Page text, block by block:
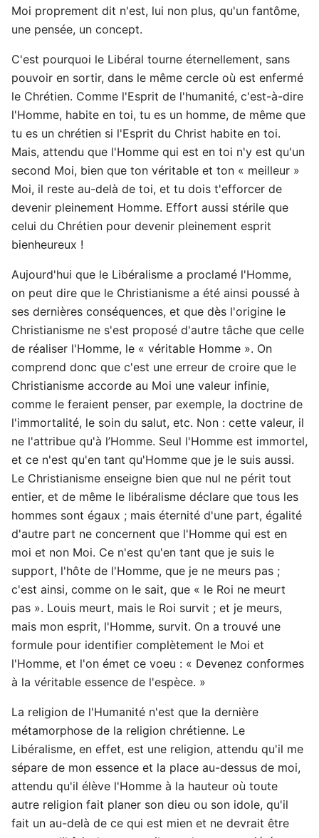
Moi proprement dit n'est, lui non plus, qu'un fantôme,
une pensée, un concept.
C'est pourquoi le Libéral tourne éternellement, sans
pouvoir en sortir, dans le même cercle où est enfermé
le Chrétien. Comme l'Esprit de l'humanité, c'est-à-dire
l'Homme, habite en toi, tu es un homme, de même que
tu es un chrétien si l'Esprit du Christ habite en toi.
Mais, attendu que l'Homme qui est en toi n'y est qu'un
second Moi, bien que ton véritable et ton « meilleur »
Moi, il reste au-delà de toi, et tu dois t'efforcer de
devenir pleinement Homme. Effort aussi stérile que
celui du Chrétien pour devenir pleinement esprit
bienheureux !
Aujourd'hui que le Libéralisme a proclamé l'Homme,
on peut dire que le Christianisme a été ainsi poussé à
ses dernières conséquences, et que dès l'origine le
Christianisme ne s'est proposé d'autre tâche que celle
de réaliser l'Homme, le « véritable Homme ». On
comprend donc que c'est une erreur de croire que le
Christianisme accorde au Moi une valeur infinie,
comme le feraient penser, par exemple, la doctrine de
l'immortalité, le soin du salut, etc. Non : cette valeur, il
ne l'attribue qu'à l’Homme. Seul l'Homme est immortel,
et ce n'est qu'en tant qu'Homme que je le suis aussi.
Le Christianisme enseigne bien que nul ne périt tout
entier, et de même le libéralisme déclare que tous les
hommes sont égaux ; mais éternité d'une part, égalité
d'autre part ne concernent que l'Homme qui est en
moi et non Moi. Ce n'est qu'en tant que je suis le
support, l'hôte de l'Homme, que je ne meurs pas ;
c'est ainsi, comme on le sait, que « le Roi ne meurt
pas ». Louis meurt, mais le Roi survit ; et je meurs,
mais mon esprit, l'Homme, survit. On a trouvé une
formule pour identifier complètement le Moi et
l'Homme, et l'on émet ce voeu : « Devenez conformes
à la véritable essence de l'espèce. »
La religion de l'Humanité n'est que la dernière
métamorphose de la religion chrétienne. Le
Libéralisme, en effet, est une religion, attendu qu'il me
sépare de mon essence et la place au-dessus de moi,
attendu qu'il élève l'Homme à la hauteur où toute
autre religion fait planer son dieu ou son idole, qu'il
fait un au-delà de ce qui est mien et ne devrait être